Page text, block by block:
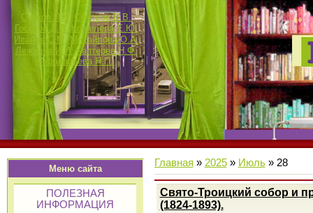
Сучков П.К. Смотров В.В.
Госьков Д.П. Кошелева Е.Ю.
Иванов С.М. Михайлова О.А.
Лежнина И.И. Каптерев Н.Ф.
Афанасьева Н.П.
Меню сайта
ПОЛЕЗНАЯ
ИНФОРМАЦИЯ
Главная » 2025 » Июль » 28
Свято-Троицкий собор и
(1824-1893).